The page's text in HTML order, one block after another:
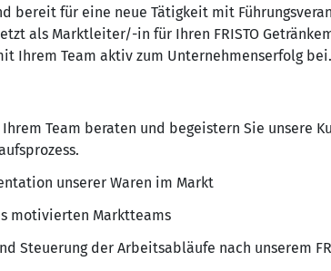
bereit für eine neue Tätigkeit mit
als Marktleiter/-in für Ihren FRISTO
Ihrem Team aktiv zum Unternehmenserfolg bei.
Team beraten und begeistern Sie unsere
unserer Waren im Markt
motivierten Marktteams
Steuerung der Arbeitsabläufe nach unserem